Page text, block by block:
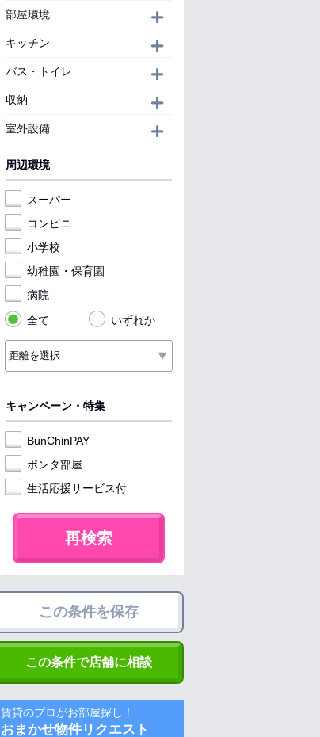
部屋環境
キッチン
バス・トイレ
収納
室外設備
周辺環境
スーパー
コンビニ
小学校
幼稚園・保育園
病院
全て
いずれか
キャンペーン・特集
BunChinPAY
ポンタ部屋
生活応援サービス付
再検索
この条件を保存
この条件で店舗に相談
賃貸のプロがお部屋探し！
おまかせ物件リクエスト